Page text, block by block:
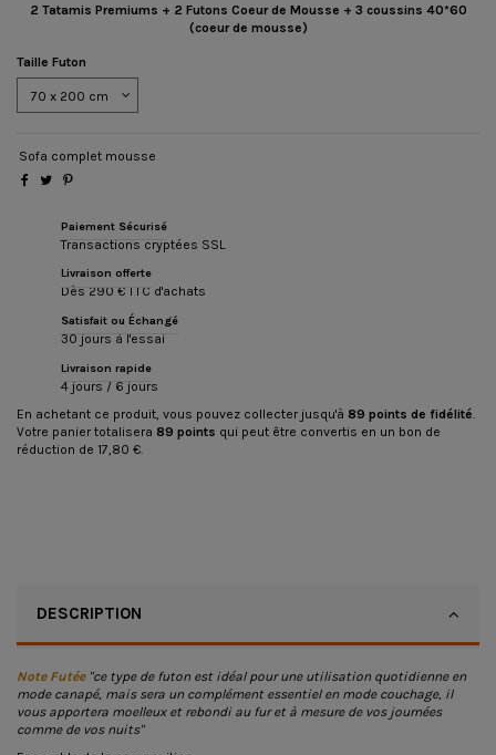
2 Tatamis Premiums + 2 Futons Coeur de Mousse + 3 coussins 40*60
(coeur de mousse)
Taille Futon
Sofa complet mousse
Paiement Sécurisé
Transactions cryptées SSL
Livraison offerte
Dès 290 € TTC d'achats
Satisfait ou Échangé
30 jours à l'essai
Livraison rapide
4 jours / 6 jours
En achetant ce produit, vous pouvez collecter jusqu'à 89 points de fidélité.
Votre panier totalisera 89 points qui peut être convertis en un bon de
réduction de 17,80 €.
DESCRIPTION
Note Futée "ce type de futon est idéal pour une utilisation quotidienne en
mode canapé, mais sera un complément essentiel en mode couchage, il
vous apportera moelleux et rebondi au fur et à mesure de vos journées
comme de vos nuits"